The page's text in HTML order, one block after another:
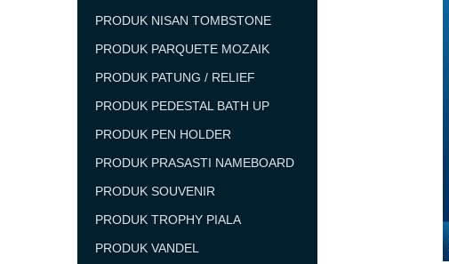
PRODUK NISAN TOMBSTONE
PRODUK PARQUETE MOZAIK
PRODUK PATUNG / RELIEF
PRODUK PEDESTAL BATH UP
PRODUK PEN HOLDER
PRODUK PRASASTI NAMEBOARD
PRODUK SOUVENIR
PRODUK TROPHY PIALA
PRODUK VANDEL